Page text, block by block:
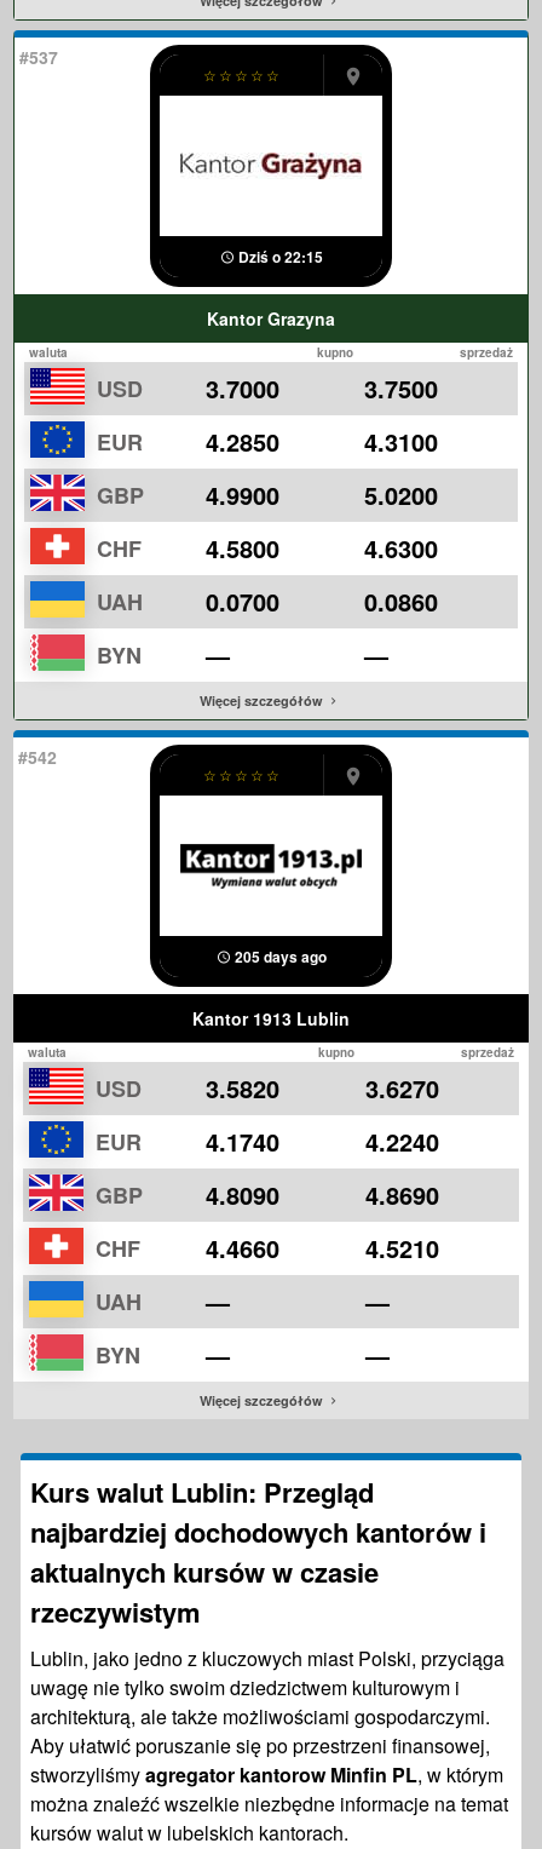
#537
☆
☆
☆
☆
☆
Dziś o 22:15
Kantor Grazyna
waluta kupno sprzedaż
USD 3.7000 3.7500
EUR 4.2850 4.3100
GBP 4.9900 5.0200
CHF 4.5800 4.6300
UAH 0.0700 0.0860
BYN — —
Więcej szczegółów
#542
☆
☆
☆
☆
☆
205 days ago
Kantor 1913 Lublin
waluta kupno sprzedaż
USD 3.5820 3.6270
EUR 4.1740 4.2240
GBP 4.8090 4.8690
CHF 4.4660 4.5210
UAH — —
BYN — —
Więcej szczegółów
Kurs walut Lublin: Przegląd
najbardziej dochodowych kantorów i
aktualnych kursów w czasie
rzeczywistym
Lublin, jako jedno z kluczowych miast Polski, przyciąga
uwagę nie tylko swoim dziedzictwem kulturowym i
architekturą, ale także możliwościami gospodarczymi.
Aby ułatwić poruszanie się po przestrzeni finansowej,
stworzyliśmyagregator kantorow Minfin PL, w którym
można znaleźć wszelkie niezbędne informacje na temat
kursów walut w lubelskich kantorach.